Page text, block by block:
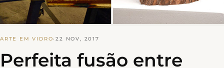
ARTE EM VIDRO·22 NOV, 2017
Perfeita fusão entre